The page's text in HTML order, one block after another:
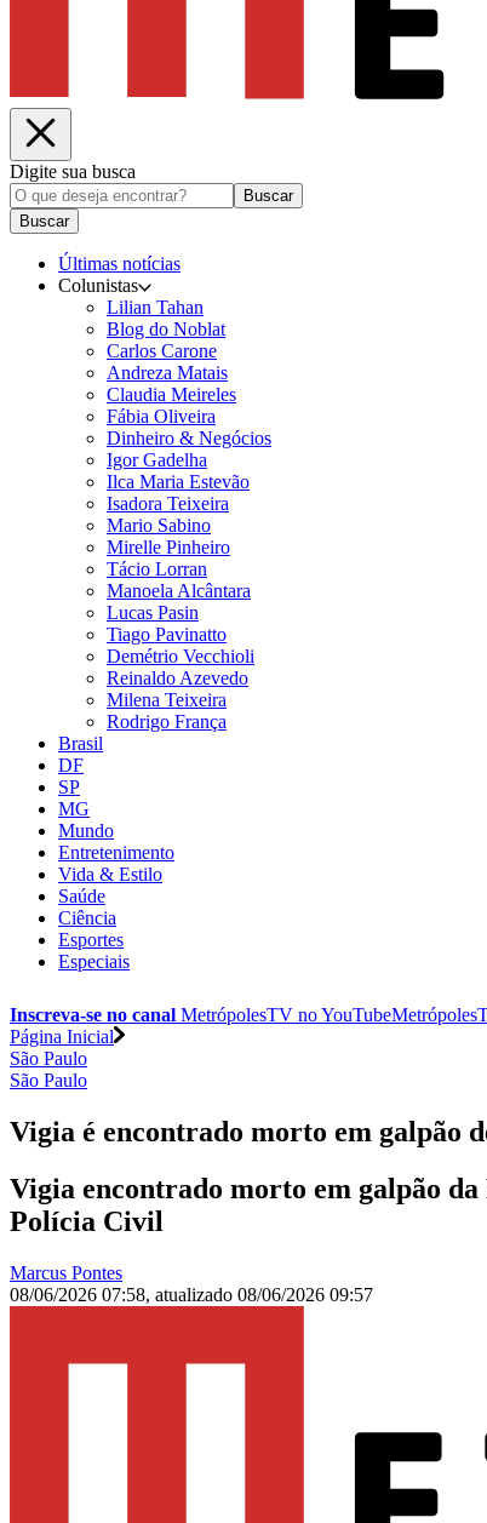
Digite sua busca
Buscar
Buscar
Últimas notícias
Colunistas
Lilian Tahan
Blog do Noblat
Carlos Carone
Andreza Matais
Claudia Meireles
Fábia Oliveira
Dinheiro & Negócios
Igor Gadelha
Ilca Maria Estevão
Isadora Teixeira
Mario Sabino
Mirelle Pinheiro
Tácio Lorran
Manoela Alcântara
Lucas Pasin
Tiago Pavinatto
Demétrio Vecchioli
Reinaldo Azevedo
Milena Teixeira
Rodrigo França
Brasil
DF
SP
MG
Mundo
Entretenimento
Vida & Estilo
Saúde
Ciência
Esportes
Especiais
Inscreva-se no canal MetrópolesTV noYouTube
Página Inicial
São Paulo
São Paulo
Vigia é encontrado morto em galpão
Vigia encontrado morto em galpão da
Polícia Civil
Marcus Pontes
08/06/2026 07:58, atualizado 08/06/2026 09:57